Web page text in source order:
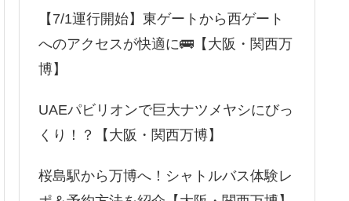
【7/1運行開始】東ゲートから西ゲート
へのアクセスが快適に🚌【大阪・関西万
博】
UAEパビリオンで巨大ナツメヤシにびっ
くり！？【大阪・関西万博】
桜島駅から万博へ！シャトルバス体験レ